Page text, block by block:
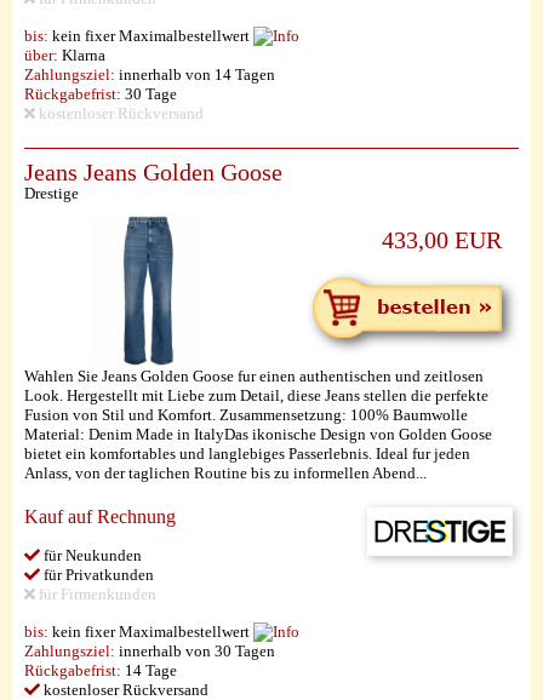
bis: kein fixer Maximalbestellwert
über: Klarna
Zahlungsziel: innerhalb von 14 Tagen
Rückgabefrist: 30 Tage
kostenloser Rückversand
Jeans Jeans Golden Goose
Drestige
433,00 EUR
Wahlen Sie Jeans Golden Goose fur einen authentischen und zeitlosen
Look. Hergestellt mit Liebe zum Detail, diese Jeans stellen die perfekte
Fusion von Stil und Komfort. Zusammensetzung: 100% Baumwolle
Material: Denim Made in ItalyDas ikonische Design von Golden Goose
bietet ein komfortables und langlebiges Passerlebnis. Ideal fur jeden
Anlass, von der taglichen Routine bis zu informellen Abend...
Kauf auf Rechnung
für Neukunden
für Privatkunden
für Firmenkunden
bis: kein fixer Maximalbestellwert
Zahlungsziel: innerhalb von 30 Tagen
Rückgabefrist: 14 Tage
kostenloser Rückversand